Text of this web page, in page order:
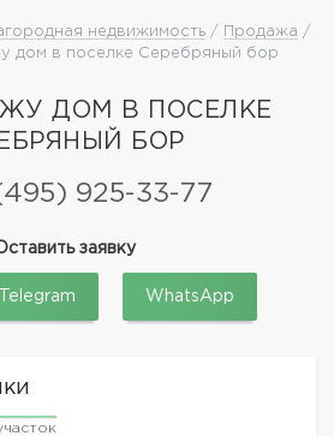
недвижимость / Продажа /
дом в поселке Серебряный бор
ДОМ В ПОСЕЛКЕ
БОР
925-33-77
заявку
Telegram WhatsApp